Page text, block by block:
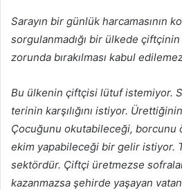
Sarayın bir günlük harcamasının
sorgulanmadığı bir ülkede
zorunda bırakılması kabul
Bu ülkenin çiftçisi lütuf istemiyor.
terinin karşılığını istiyor.
Çocuğunu okutabileceği, borcunu
ekim yapabileceği bir gelir istiyor.
sektördür. Çiftçi üretmezse
kazanmazsa şehirde yaşayan